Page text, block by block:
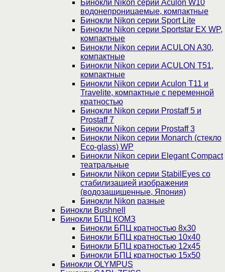
Бинокли Nikon серии Aculon W10
водонепроницаемые, компактные
Бинокли Nikon серии Sport Lite
Бинокли Nikon серии Sportstar EX WP,
компактные
Бинокли Nikon серии ACULON A30,
компактные
Бинокли Nikon серии ACULON Т51,
компактные
Бинокли Nikon серии Aculon T11 и
Travelite, компактные с переменной
кратностью
Бинокли Nikon серии Prostaff 5 и
Prostaff 7
Бинокли Nikon серии Prostaff 3
Бинокли Nikon серии Monarch (стекло
Eco-glass) WP
Бинокли Nikon серии Elegant Compact
театральные
Бинокли Nikon серии StabilEyes со
стабилизацией изображения
(водозащищенные, Япония)
Бинокли Nikon разные
Бинокли Bushnell
Бинокли БПЦ КОМЗ
Бинокли БПЦ кратностью 8х30
Бинокли БПЦ кратностью 10х40
Бинокли БПЦ кратностью 12х45
Бинокли БПЦ кратностью 15х50
Бинокли OLYMPUS